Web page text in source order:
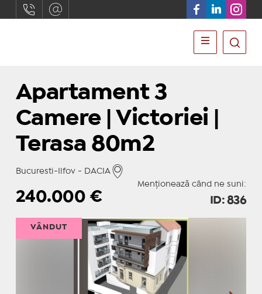
Apartament 3
Camere | Victoriei |
Terasa 80m2
Bucuresti-Ilfov - DACIA
Menționează când ne suni:
240.000 € ID: 836
VÂNDUT